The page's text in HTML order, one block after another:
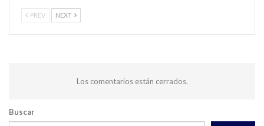
PREV NEXT
Los comentarios están cerrados.
Buscar